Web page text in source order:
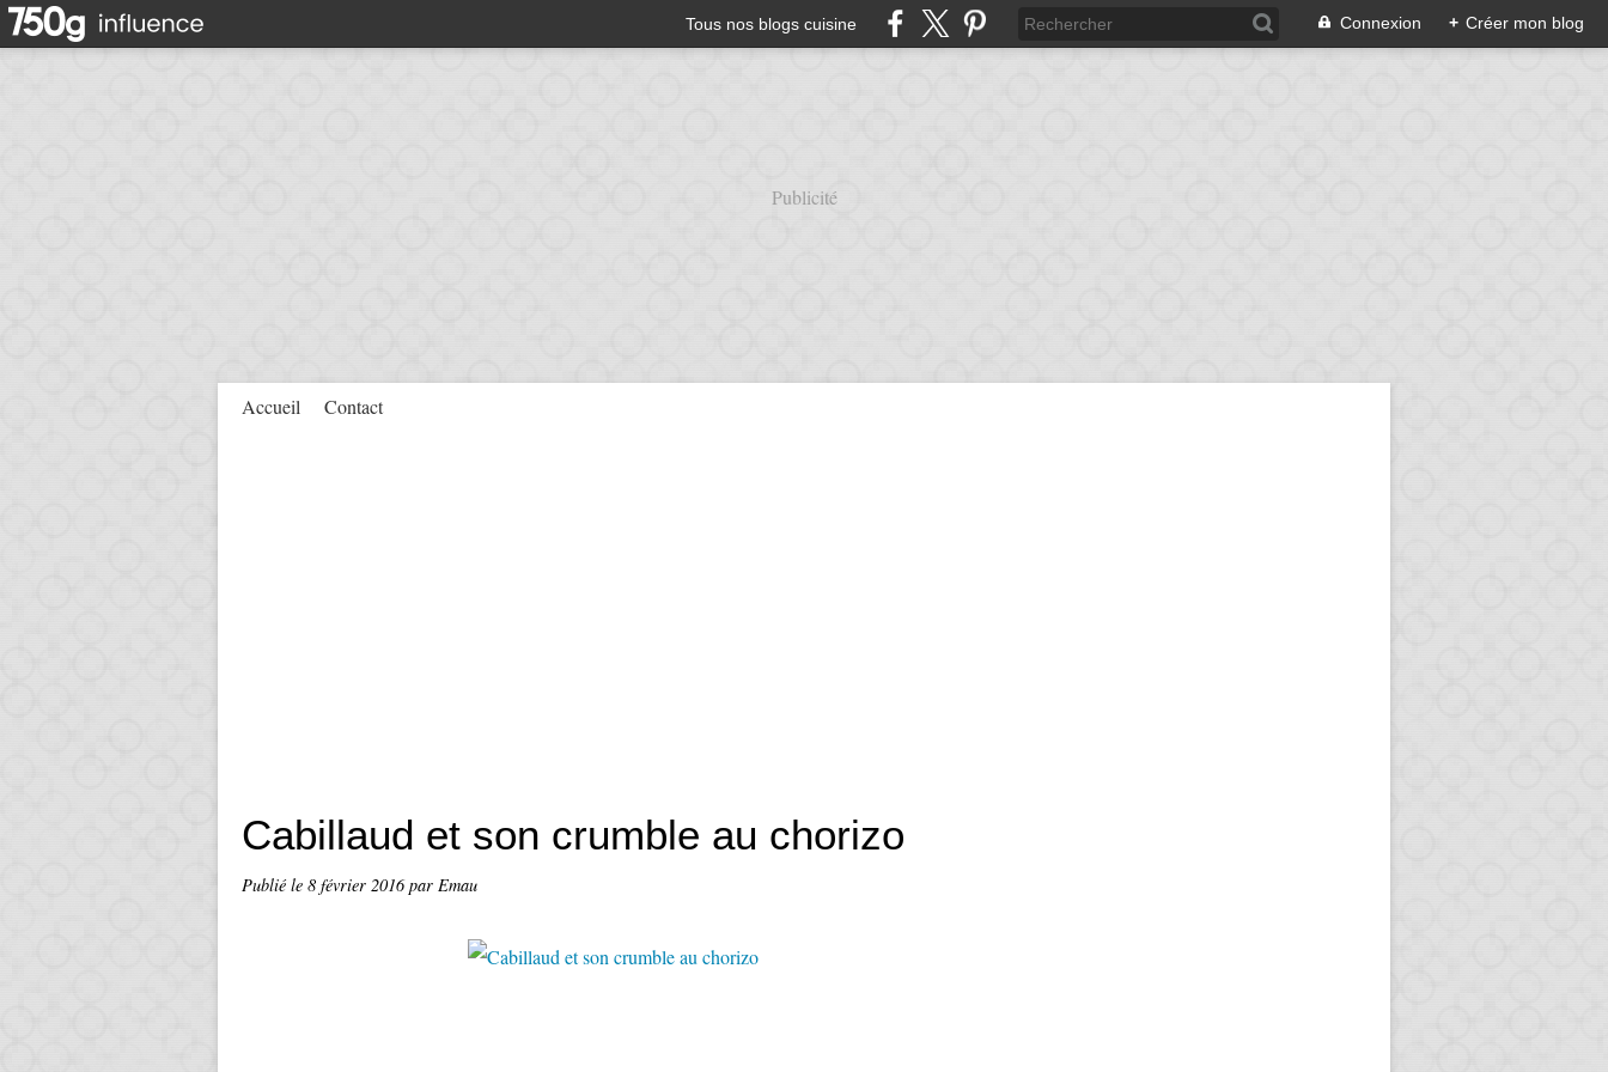
Tous nos blogs cuisine Connexion + Créer mon blog
Publicité
Accueil Contact
Cabillaud et son crumble au chorizo
Publié le 8 février 2016par Emau